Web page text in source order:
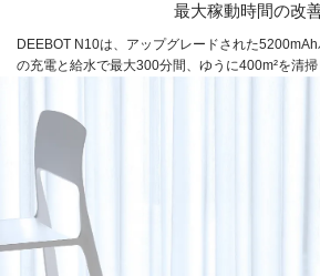
最大稼動時間の改
DEEBOT N10は、アップグレードされた
の充電と給水で最大300分間、ゆうに400m²を清掃